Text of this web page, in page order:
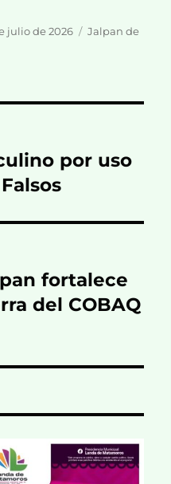
julio de 2026 Categorías
Jalpan de
por uso
fortalece
del COBAQ